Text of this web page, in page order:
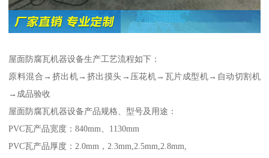
屋面防腐瓦机器设备生产工艺流程如下：
原料混合→挤出机→挤出摸头→压花机→瓦片成型机→自动切割机
→成品验收
屋面防腐瓦机器设备产品规格、型号及用途：
PVC瓦产品宽度：840mm、1130mm
PVC瓦产品厚度：2.0mm，2.3mm,2.5mm,2.8mm,